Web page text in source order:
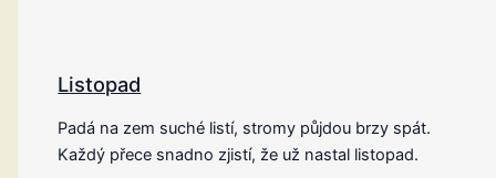
Listopad
Padá na zem suché listí, stromy půjdou brzy spát.
Každý přece snadno zjistí, že už nastal listopad.